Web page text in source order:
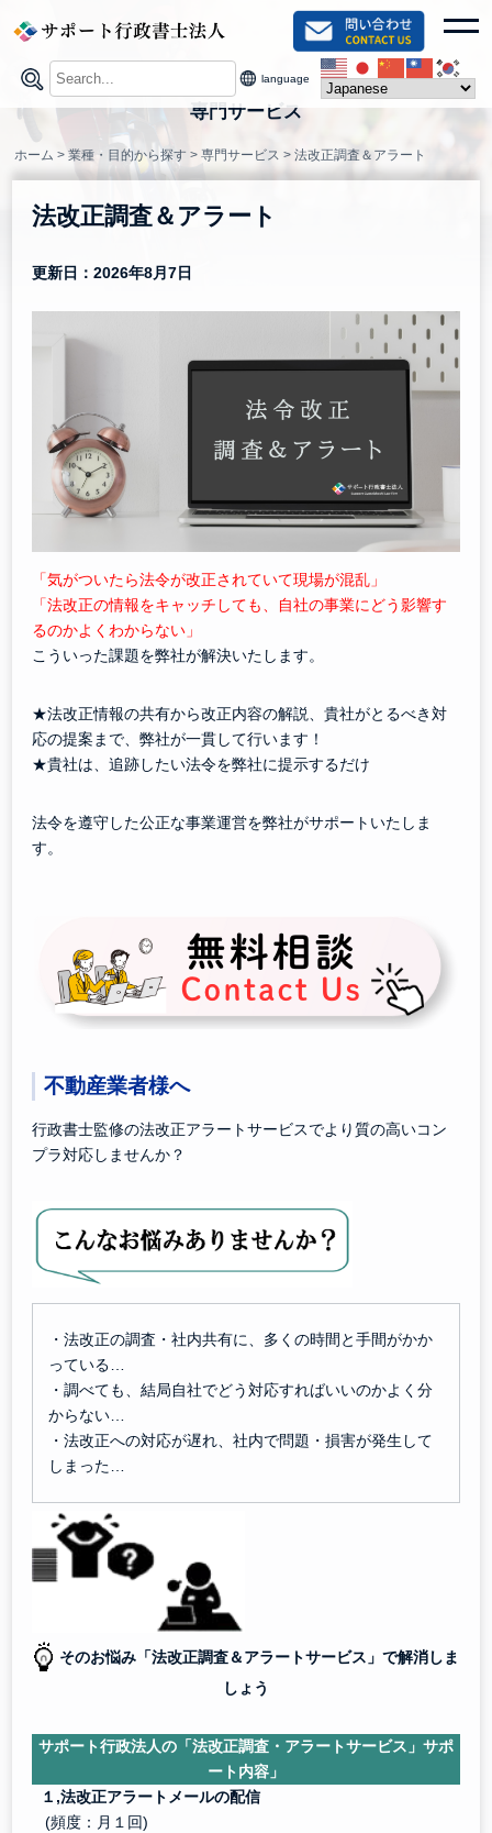
content
language
専門サービス
ホーム >業種・目的から探す >専門サービス >法改正調査＆アラート
法改正調査＆アラート
更新日：2026年8月7日
「気がついたら法令が改正されていて現場が混乱」
「法改正の情報をキャッチしても、自社の事業にどう影響す
るのかよくわからない」
こういった課題を弊社が解決いたします。
★法改正情報の共有から改正内容の解説、貴社がとるべき対
応の提案まで、弊社が一貫して行います！
★貴社は、追跡したい法令を弊社に提示するだけ
法令を遵守した公正な事業運営を弊社がサポートいたしま
す。
不動産業者様へ
行政書士監修の法改正アラートサービスでより質の高いコン
プラ対応しませんか？
・法改正の調査・社内共有に、多くの時間と手間がかか
っている…
・調べても、結局自社でどう対応すればいいのかよく分
からない…
・法改正への対応が遅れ、社内で問題・損害が発生して
しまった…
そのお悩み「法改正調査＆アラートサービス」で解消しま
しょう
サポート行政法人の「法改正調査・アラートサービス」サポ
ート内容」
１,法改正アラートメールの配信
(頻度：月１回)